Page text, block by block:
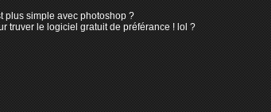
plus simple avec photoshop ?
truver le logiciel gratuit de préférance ! lol ?